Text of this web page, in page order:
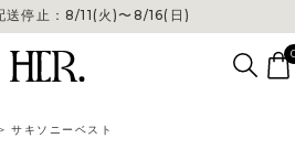
送停止：8/11(火)〜8/16(日)
送停止：8/11(火)〜8/16(日)
> サキソニーベスト